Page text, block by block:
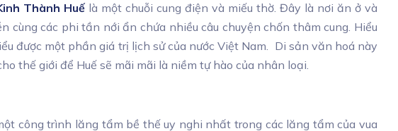
Thành Huế là một chuỗi cung điện và miếu thờ. Đây là nơi ăn ở và
cùng các phi tần nới ẩn chứa nhiều câu chuyện chốn thâm cung. Hiểu
được một phần giá trị lịch sử của nước Việt Nam. Di sản văn hoá này
thế giới để Huế sẽ mãi mãi là niềm tự hào của nhân loại.
công trình lăng tẩm bề thế uy nghi nhất trong các lăng tẩm của vua